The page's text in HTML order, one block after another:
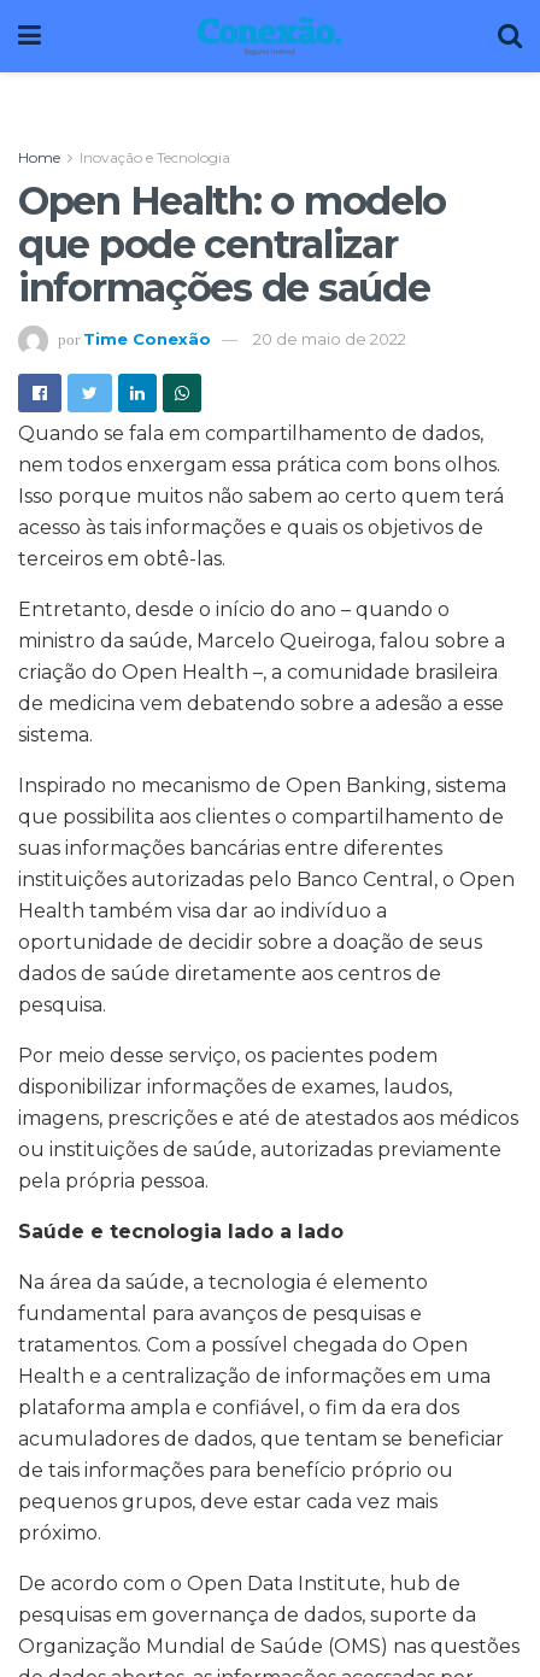
Home Inovação e Tecnologia
Open Health: o modelo
que pode centralizar
informações de saúde
por Time Conexão 20 de maio de 2022
Quando se fala em compartilhamento de dados,
nem todos enxergam essa prática com bons olhos.
Isso porque muitos não sabem ao certo quem terá
acesso às tais informações e quais os objetivos de
terceiros em obtê-las.
Entretanto, desde o início do ano – quando o
ministro da saúde, Marcelo Queiroga, falou sobre a
criação do Open Health –, a comunidade brasileira
de medicina vem debatendo sobre a adesão a esse
sistema.
Inspirado no mecanismo de Open Banking, sistema
que possibilita aos clientes o compartilhamento de
suas informações bancárias entre diferentes
instituições autorizadas pelo Banco Central, o Open
Health também visa dar ao indivíduo a
oportunidade de decidir sobre a doação de seus
dados de saúde diretamente aos centros de
pesquisa.
Por meio desse serviço, os pacientes podem
disponibilizar informações de exames, laudos,
imagens, prescrições e até de atestados aos médicos
ou instituições de saúde, autorizadas previamente
pela própria pessoa.
Saúde e tecnologia lado a lado
Na área da saúde, a tecnologia é elemento
fundamental para avanços de pesquisas e
tratamentos. Com a possível chegada do Open
Health e a centralização de informações em uma
plataforma ampla e confiável, o fim da era dos
acumuladores de dados, que tentam se beneficiar
de tais informações para benefício próprio ou
pequenos grupos, deve estar cada vez mais
próximo.
De acordo com o Open Data Institute, hub de
pesquisas em governança de dados, suporte da
Organização Mundial de Saúde (OMS) nas questões